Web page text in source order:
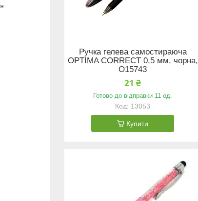
Ручка гелева самостираюча
OPTIMA CORRECT 0,5 мм, чорна,
O15743
21 ₴
Готово до відправки 11 од.
13053
Купити